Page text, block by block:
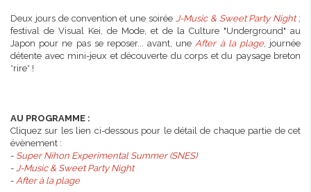
Deux jours de convention et une soirée J-Music & Sweet Party Night;
festival de Visual Kei, de Mode, et de la Culture "Underground" au
Japon pour ne pas se reposer... avant, une After à la plage, journée
détente avec mini-jeux et découverte du corps et du paysage breton
*rire* !
AU PROGRAMME :
Cliquez sur les lien ci-dessous pour le détail de chaque partie de cet
évènement :
- Super Nihon Experimental Summer (SNES)
- J-Music & Sweet Party Night
- After à la plage